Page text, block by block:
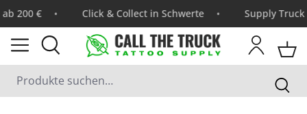
€ Click & Collect in Schwerte Supply Truck &